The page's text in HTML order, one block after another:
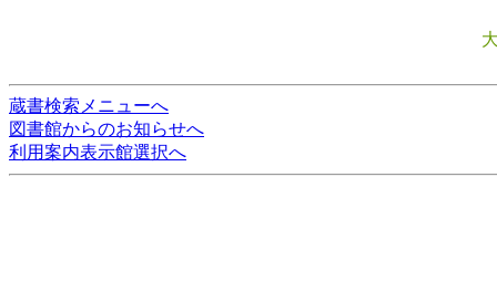
蔵書検索メニューへ
図書館からのお知らせへ
利用案内表示館選択へ